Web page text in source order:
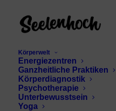
Körperwelt
Energiezentren
Ganzheitliche Praktiken
Körperdiagnostik
Psychotherapie
Unterbewusstsein
Yoga